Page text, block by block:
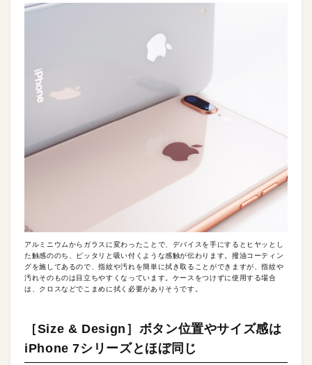
アルミニウムからガラスに変わったことで、デバイスを手にするとヒヤッとし
た触感ののち、ピッタリと吸い付くような感触が伝わります。撥油コーティン
グを施してあるので、指紋や汚れを簡単に拭き取ることができますが、指紋や
汚れそのものは目立ちやすくなっています。ケースをつけずに使用する場合
は、クロスなどでこまめに拭く必要がありそうです。
［Size & Design］ボタン位置やサイズ感は
iPhone 7シリーズとほぼ同じ